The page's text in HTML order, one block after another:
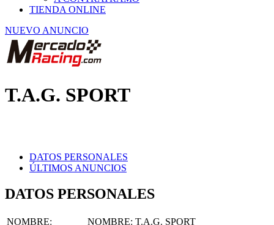
NUEVO ANUNCIO
ÚLTIMOS ANUNCIOS
USUARIO
USUARIO: T.A.G. Sport